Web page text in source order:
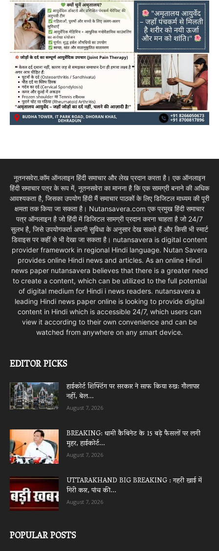
नूतनसवेरा.कॉम ऑनलाइन हिंदी समाचार और लेख प्रदान करता है। एक ऑनलाइन
हिंदी समाचार पत्र के रूप में, नूतनसवेरा का मानना है कि एक सामग्री बनाने की अधिक
आवश्यकता है, जिसका उपयोग हिंदी मैं समाचार पाठकों के लिए डिजिटल माध्यम की पूरी
क्षमता तक किया जा सकता है। Nutansavera.com एक प्रमुख हिंदी समाचार
पत्र ऑनलाइन है जो हिंदी में डिजिटल सामग्री प्रदान करना चाहता है जो 24/7
सुलभ है, जिसे उपयोगकर्ता अपनी सुविधा के अनुसार देख सकते हैं और किसी भी स्मार्ट
डिवाइस पर कहीं से भी देखा जा सकता है। nutansavera is digital content
provider framework in regional Hindi language. Nutan Savera
provides online Hindi news and articles. As an online Hindi
news paper nutansavera believes that there is a greater need
to create a content, which can be utilized to the full potential
of digital medium for Hindi i news readers. nutansavera a
leading Hindi news paper online is looking to provide digital
content in Hindi which is accessible 24/7, which users can
view it according to their own convenience and can be
watched from anywhere on any smart device.
EDITOR PICKS
हाईकोर्ट शिफ्टिंग पर सरकार ने साफ किया रुख: गौलापार
नहीं, बेल...
August 7, 2026
BREAKING: धामी कैबिनेट के 15 बड़े फैसलों पर लगी
मुहर, हाईकोर्ट...
August 7, 2026
UTTARAKHAND BIG BREAKING : गहरी खाई में
गिरी कार, पांच की...
August 7, 2026
POPULAR POSTS